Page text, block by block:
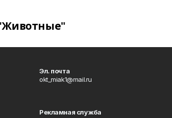
Эл. почта
okt_miak1@mail.ru
Рекламная служба